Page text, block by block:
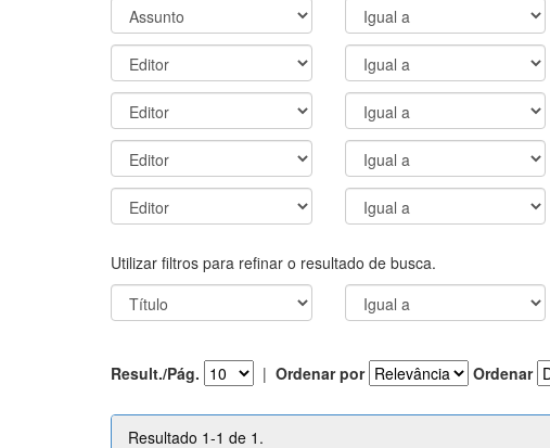
Utilizar filtros para refinar o resultado de busca.
Result./Pág. | Ordenar por Ordenar
Resultado 1-1 de 1.